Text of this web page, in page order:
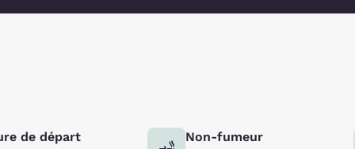
de départ Non-fumeur